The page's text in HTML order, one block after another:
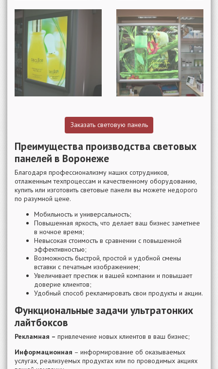
Заказать световую панель
Преимущества производства световых
панелей в Воронеже
Благодаря профессионализму наших сотрудников,
отлаженным техпроцессам и качественному оборудованию,
купить или изготовить световые панели вы можете недорого
по разумной цене.
Мобильность и универсальность;
Повышенная яркость, что делает ваш бизнес заметнее
в ночное время;
Невысокая стоимость в сравнении с повышенной
эффективностью;
Возможность быстрой, простой и удобной смены
вставки с печатным изображением;
Увеличивает престиж и вашей компании и повышает
доверие клиентов;
Удобный способ рекламировать свои продукты и акции.
Функциональные задачи ультратонких
лайтбоксов
Рекламная – привлечение новых клиентов в ваш бизнес;
Информационная – информирование об оказываемых
услугах, реализуемых продуктах или по проводимых акциях